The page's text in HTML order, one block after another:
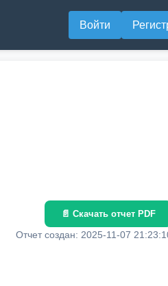
Войти
📄 Скачать отчет PDF
Отчет создан: 2025-11-07